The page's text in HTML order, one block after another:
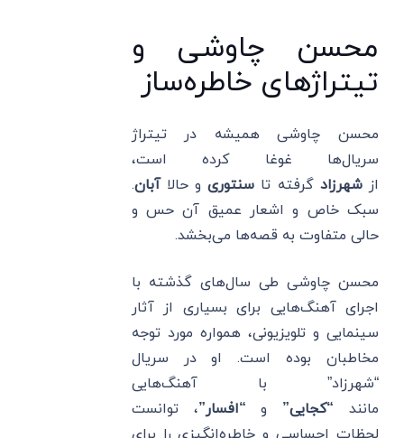
محسن چاوشی و
تیتراژهای خاطره‌ساز
محسن چاوشی همیشه در تیتراژ
سریال‌ها غوغا کرده است،
ازشهرزاد گرفته تا سنتوریو حالاآبان.
سبک خاص و اشعار عمیق آن حس و
حالی متفاوت به قصه‌ها می‌بخشد.
محسن چاوشی طی سال‌های گذشته با
اجرای آهنگ‌هایی برای بسیاری از آثار
سینمایی و تلویزیونی، همواره مورد توجه
مخاطبان بوده است. او در سریال
“شهرزاد” با آهنگ‌هایی
مانند “کجایی” و “افسار”، توانست